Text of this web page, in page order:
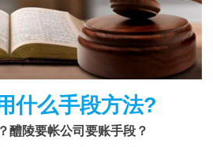
什么手段方法?
醴陵要帐公司要账手段？